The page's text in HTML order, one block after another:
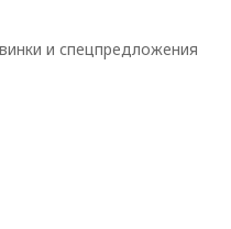
и спецпредложения